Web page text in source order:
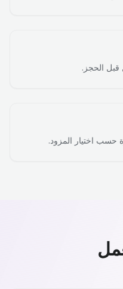
الحجز.
حسب اختيار المزود.